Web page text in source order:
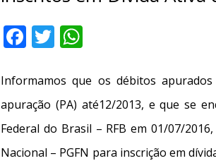
FacebookTwitter
Informamos que os débitos
apuração (PA) até12/2013, e que se
Federal do Brasil – RFB em 01/07/
Nacional – PGFN para inscrição em